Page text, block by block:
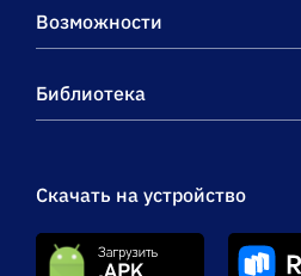
Скачать на устройство
Возможности
Библиотека